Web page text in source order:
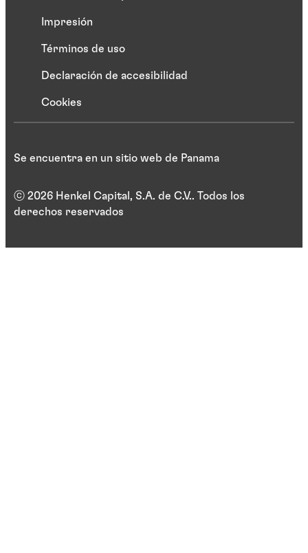
Impresión
Términos de uso
Declaración de accesibilidad
Cookies
ⓒ 2026 Henkel Capital, S.A. de C.V.. Todos los
derechos reservados
Se encuentra en un sitio web de Panama